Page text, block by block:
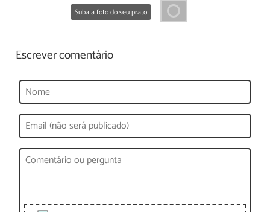
Suba a foto do seu prato
Escrever comentário